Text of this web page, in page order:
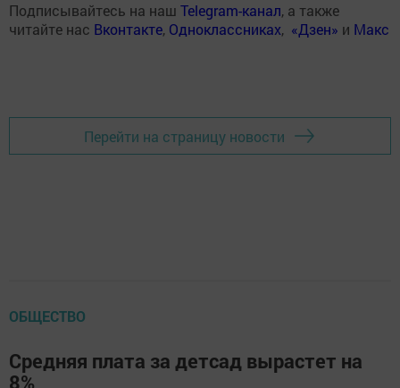
Подписывайтесь на наш Telegram-канал, а также
читайте нас Вконтакте, Одноклассниках, «Дзен» и Макс
Перейти на страницу новости
ОБЩЕСТВО
Средняя плата за детсад вырастет на
8%